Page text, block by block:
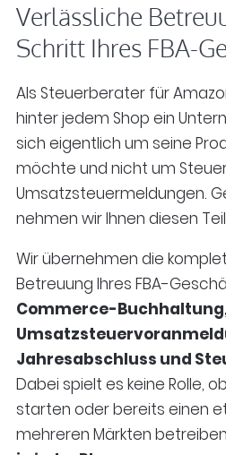
Verlässliche
Schritt Ihres FBA-
Als Steuerberater für
hinter jedem Shop ein
sich eigentlich um seine
möchte und nicht um
Umsatzsteuermeldungen.
nehmen wir Ihnen diesen
Wir übernehmen die
Betreuung Ihres FBA-
Commerce-
Jahresabschluss und
Dabei spielt es keine Rolle,
starten oder bereits einen
mehreren Märkten